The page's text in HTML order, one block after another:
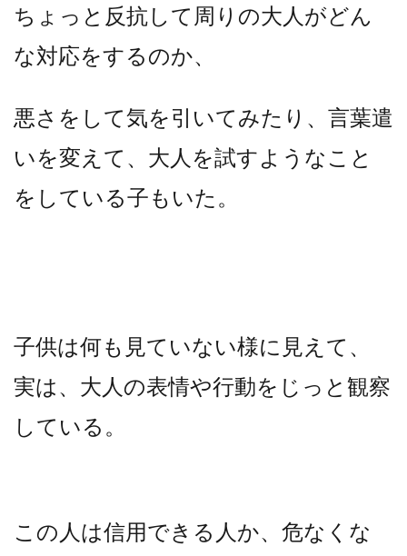
ちょっと反抗して周りの大人がどん
な対応をするのか、
悪さをして気を引いてみたり、言葉遣
いを変えて、大人を試すようなこと
をしている子もいた。
子供は何も見ていない様に見えて、
実は、大人の表情や行動をじっと観察
している。
この人は信用できる人か、危なくな